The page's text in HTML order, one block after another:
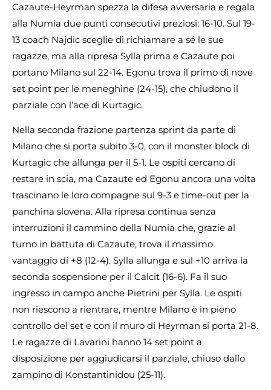
Cazaute-Heyrman spezza la difesa avversaria e regala
alla Numia due punti consecutivi preziosi: 16-10. Sul 19-
13 coach Najdic sceglie di richiamare a sé le sue
ragazze, ma alla ripresa Sylla prima e Cazaute poi
portano Milano sul 22-14. Egonu trova il primo di nove
set point per le meneghine (24-15), che chiudono il
parziale con l’ace di Kurtagic.
Nella seconda frazione partenza sprint da parte di
Milano che si porta subito 3-0, con il monster block di
Kurtagic che allunga per il 5-1. Le ospiti cercano di
restare in scia, ma Cazaute ed Egonu ancora una volta
trascinano le loro compagne sul 9-3 e time-out per la
panchina slovena. Alla ripresa continua senza
interruzioni il cammino della Numia che, grazie al
turno in battuta di Cazaute, trova il massimo
vantaggio di +8 (12-4). Sylla allunga e sul +10 arriva la
seconda sospensione per il Calcit (16-6). Fa il suo
ingresso in campo anche Pietrini per Sylla. Le ospiti
non riescono a rientrare, mentre Milano è in pieno
controllo del set e con il muro di Heyrman si porta 21-8.
Le ragazze di Lavarini hanno 14 set point a
disposizione per aggiudicarsi il parziale, chiuso dallo
zampino di Konstantinidou (25-11).